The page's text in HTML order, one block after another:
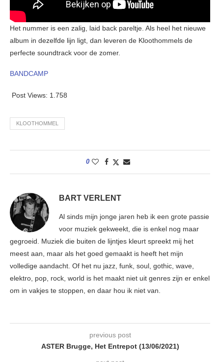
Het nummer is een zalig, laid back pareltje. Als heel het nieuwe
album in dezelfde lijn ligt, dan leveren de Kloothommels de
perfecte soundtrack voor de zomer.
BANDCAMP
Post Views: 1.758
KLOOTHOMMEL
0
BART VERLENT
Al sinds mijn jonge jaren heb ik een grote passie
voor muziek gekweekt, die is enkel nog maar
gegroeid. Muziek die buiten de lijntjes kleurt spreekt mij het
meest aan, maar als het goed gemaakt is heeft het mijn
volledige aandacht. Of het nu jazz, funk, soul, gothic, wave,
elektro, pop, rock, world is het maakt niet uit genres zijn er enkel
om in vakjes te stoppen, en daar hou ik niet van.
previous post
ASTER Brugge, Het Entrepot (13/06/2021)